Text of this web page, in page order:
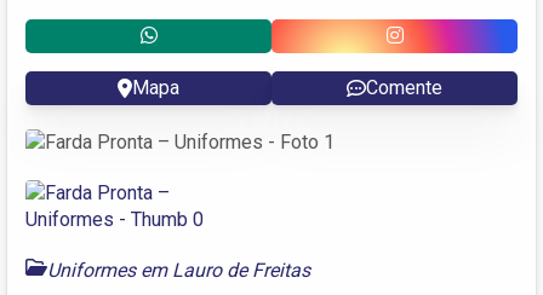
Mapa Comente
Uniformes em Lauro de Freitas